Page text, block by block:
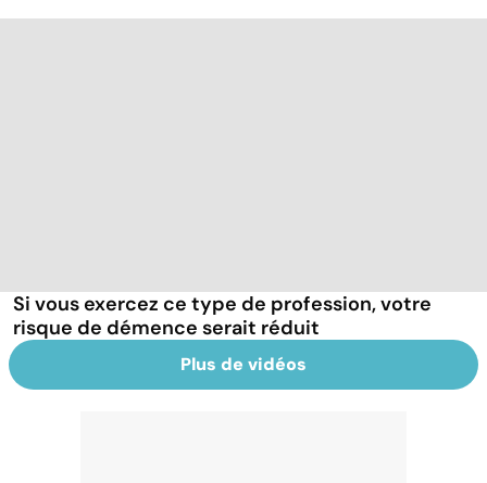
Si vous exercez ce type de profession, votre
risque de démence serait réduit
Plus de vidéos